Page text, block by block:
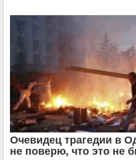
Очевидец трагедии в
не поверю, что это не